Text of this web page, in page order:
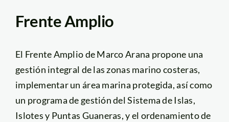
Frente Amplio
El Frente Amplio de Marco Arana propone una
gestión integral de las zonas marino costeras,
implementar un área marina protegida, así como
un programa de gestión del Sistema de Islas,
Islotes y Puntas Guaneras, y el ordenamiento de